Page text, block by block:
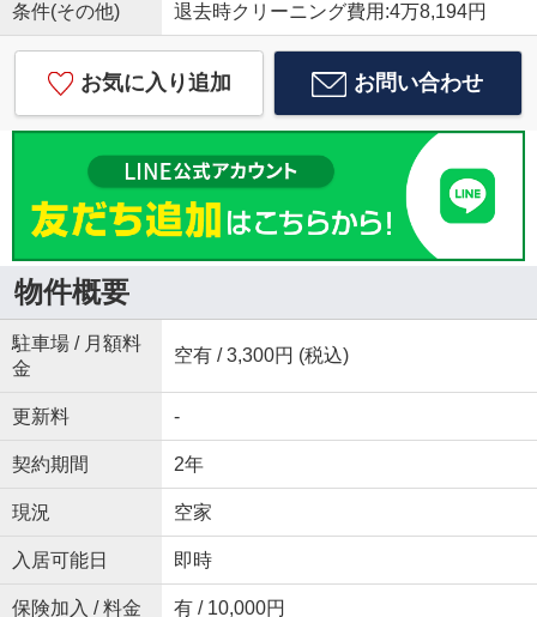
条件(その他) 退去時クリーニング費用:4万8,194円
お気に入り追加 お問い合わせ
物件概要
駐車場 / 月額料
金
空有 / 3,300円 (税込)
更新料 -
契約期間 2年
現況 空家
入居可能日 即時
保険加入 / 料金 有 / 10,000円